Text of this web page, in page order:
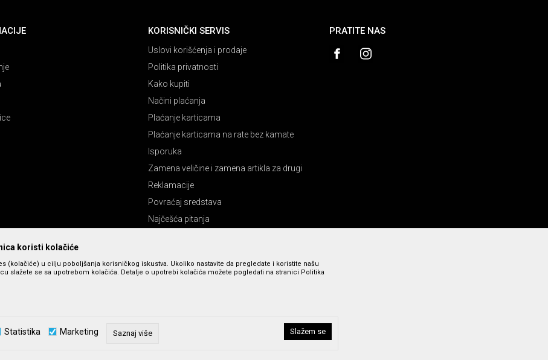
KORISNIČKI SERVIS
Uslovi korišćenja i prodaje
Politika privatnosti
Kako kupiti
Načini plaćanja
Plaćanje karticama
Plaćanje karticama na rate bez kamate
Isporuka
Zamena veličine i zamena artikla za drugi
Reklamacije
Povraćaj sredstava
Najčešća pitanja
PRATITE NAS
slika i cena, ali ne možemo da garantujemo da su sve informacije kompletne i bez grešaka. Svi prikazani artikli su deo naše ponude i ne
koristi kolačiće
(kolačiće) u cilju poboljšanja korisničkog iskustva. Ukoliko nastavite da pregledate i koristite našu
slažete se sa upotrebom kolačića. Detalje o upotrebi kolačića možete pogledati na stranici Politika
Statistika Marketing Saznaj više Slažem se